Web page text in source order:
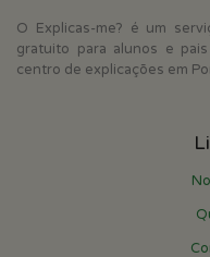
O Explicas-me? é um
gratuito para alunos e
centro de explicações em